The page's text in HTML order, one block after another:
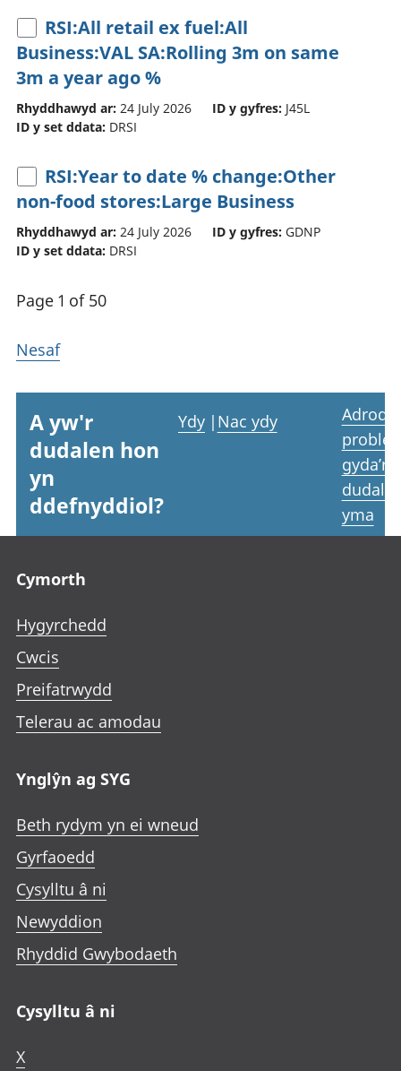
RSI:All retail ex fuel:All
Business:VAL SA:Rolling 3m on same
3m a year ago %
Rhyddhawyd ar: 24 July 2026 ID y gyfres: J45L
ID y set ddata: DRSI
RSI:Year to date % change:Other
non-food stores:Large Business
Rhyddhawyd ar: 24 July 2026 ID y gyfres: GDNP
ID y set ddata: DRSI
Page 1 of 50
Nesaf
A yw'r
dudalen hon
yn
ddefnyddiol?
Ydy | Nac ydy
Adrodd
gyda’r
yma
Cymorth
Hygyrchedd
Cwcis
Preifatrwydd
Telerau ac amodau
Ynglŷn ag SYG
Beth rydym yn ei wneud
Gyrfaoedd
Cysylltu â ni
Newyddion
Rhyddid Gwybodaeth
Cysylltu â ni
X